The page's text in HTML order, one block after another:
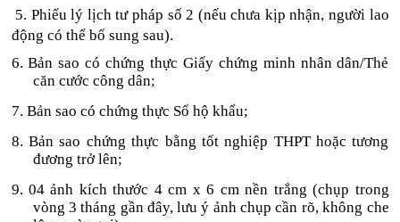
động có thể bổ sung sau).
6. Bản sao có chứng thực Giấy chứng minh nhân dân/Thẻ
căn cước công dân;
7. Bản sao có chứng thực Sổ hộ khẩu;
8. Bản sao chứng thực bằng tốt nghiệp THPT hoặc tương
đương trở lên;
9. 04 ảnh kích thước 4 cm x 6 cm nền trắng (chụp trong
vòng 3 tháng gần đây, lưu ý ảnh chụp cần rõ, không che